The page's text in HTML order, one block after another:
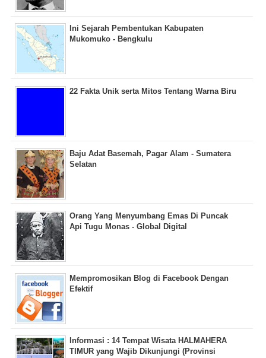
Ini Sejarah Pembentukan Kabupaten
Mukomuko - Bengkulu
22 Fakta Unik serta Mitos Tentang Warna Biru
Baju Adat Basemah, Pagar Alam - Sumatera
Selatan
Orang Yang Menyumbang Emas Di Puncak
Api Tugu Monas - Global Digital
Mempromosikan Blog di Facebook Dengan
Efektif
Informasi : 14 Tempat Wisata HALMAHERA
TIMUR yang Wajib Dikunjungi (Provinsi